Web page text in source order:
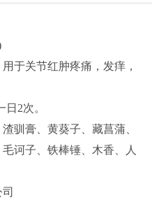
于关节红肿疼痛，发痒，
2次。
驯膏、黄葵子、藏菖蒲、
诃子、铁棒锤、木香、人